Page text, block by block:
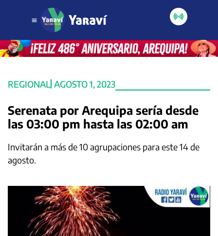
REGIONAL AGOSTO 1, 2023
Serenata por Arequipa sería desde
las 03:00 pm hasta las 02:00 am
Invitarán a más de 10 agrupaciones para este 14 de
agosto.